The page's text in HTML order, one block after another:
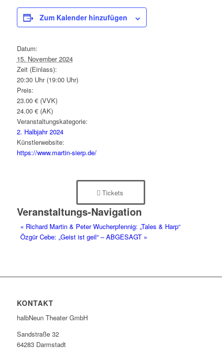
Zum Kalender hinzufügen
Datum:
15. November 2024
Zeit (Einlass):
20:30 Uhr (19:00 Uhr)
Preis:
23.00 € (VVK)
24.00 € (AK)
Veranstaltungskategorie:
2. Halbjahr 2024
Künstlerwebsite:
https://www.martin-sierp.de/
Tickets
Veranstaltungs-Navigation
« Richard Martin & Peter Wucherpfennig: „Tales & Harp“
Özgür Cebe: „Geist ist geil“ – ABGESAGT »
KONTAKT
halbNeun Theater GmbH
Sandstraße 32
64283 Darmstadt